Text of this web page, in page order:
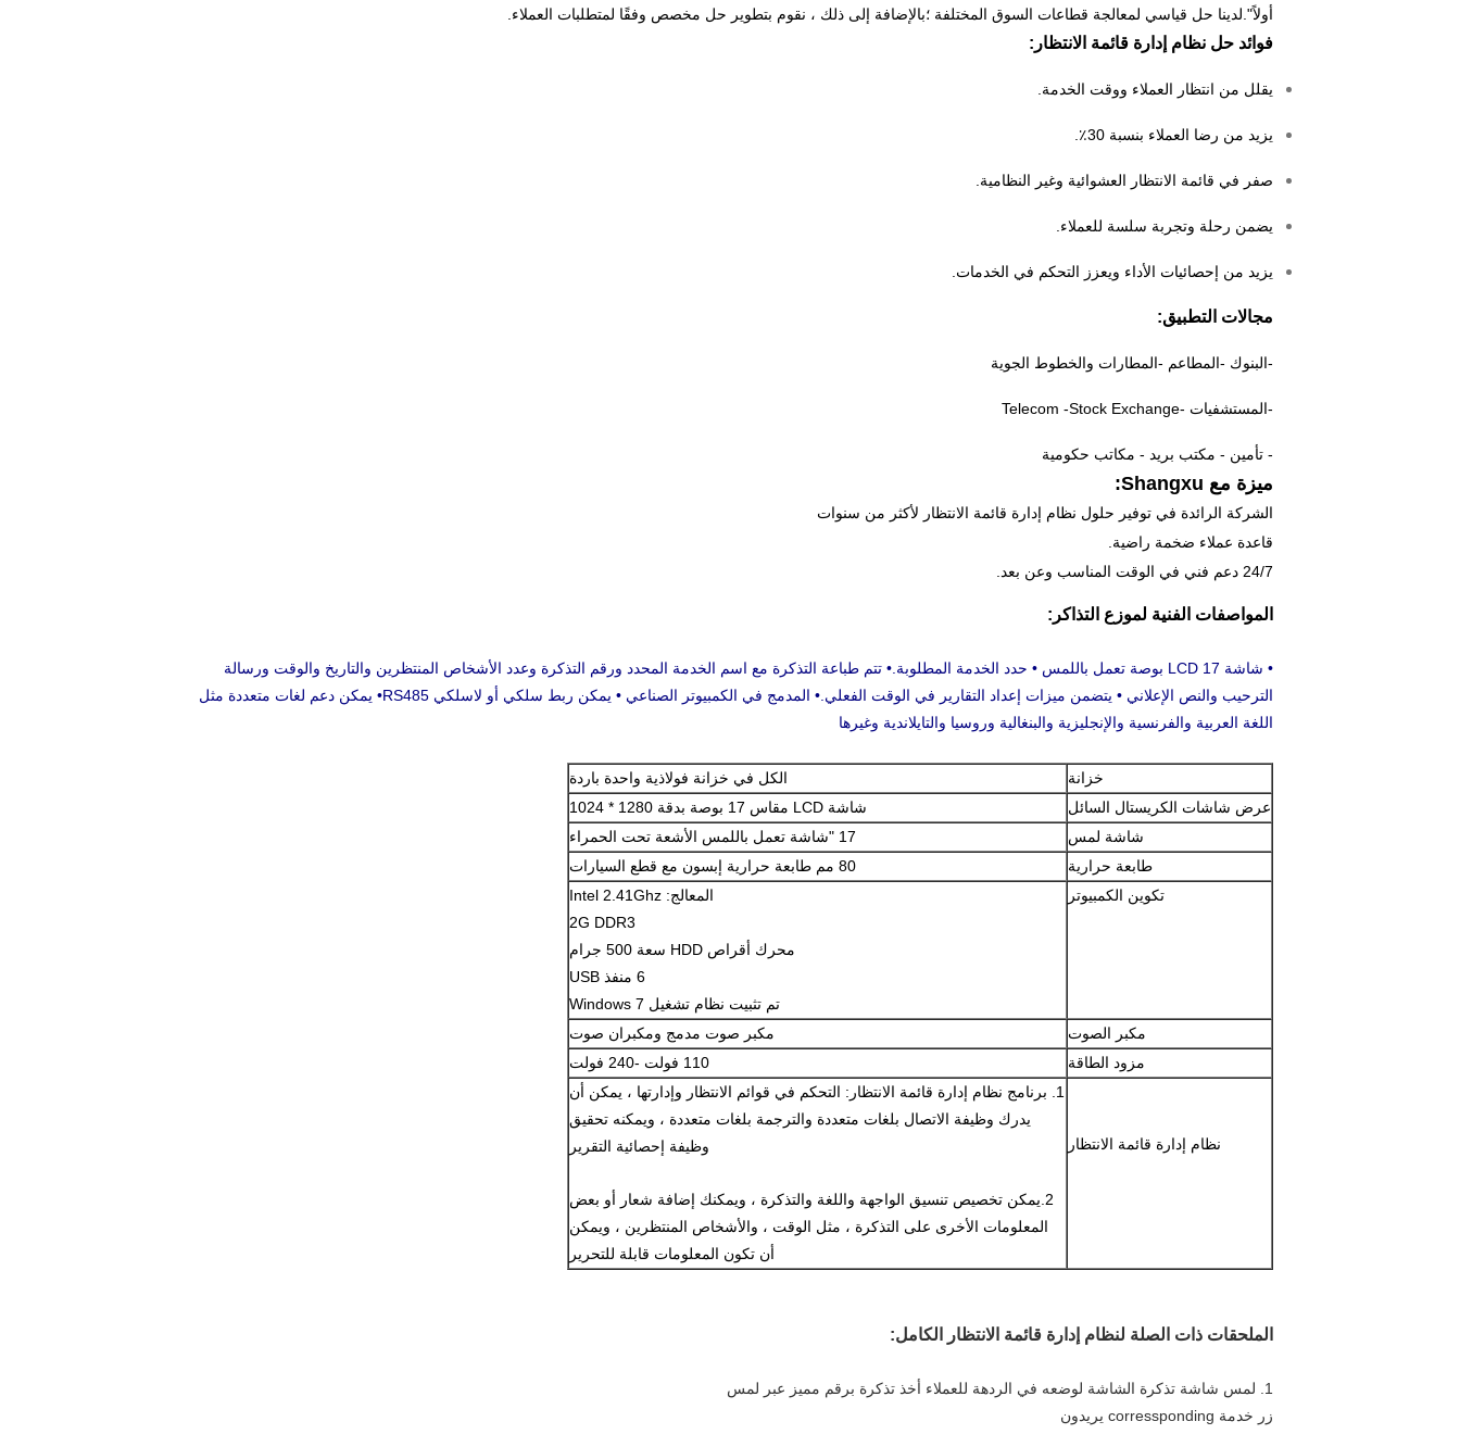
أولاً".لدينا حل قياسي لمعالجة قطاعات السوق المختلفة ؛بالإضافة إلى ذلك ، نقوم بتطوير حل مخصص وفقًا لمتطلبات العملاء.
فوائد حل نظام إدارة قائمة الانتظار:
يقلل من انتظار العملاء ووقت الخدمة.
يزيد من رضا العملاء بنسبة 30٪.
صفر في قائمة الانتظار العشوائية وغير النظامية.
يضمن رحلة وتجربة سلسة للعملاء.
يزيد من إحصائيات الأداء ويعزز التحكم في الخدمات.
مجالات التطبيق:
-البنوك -المطاعم -المطارات والخطوط الجوية
-المستشفيات -Telecom -Stock Exchange
- تأمين - مكتب بريد - مكاتب حكومية
ميزة مع Shangxu:
الشركة الرائدة في توفير حلول نظام إدارة قائمة الانتظار لأكثر من سنوات
قاعدة عملاء ضخمة راضية.
24/7 دعم فني في الوقت المناسب وعن بعد.
المواصفات الفنية لموزع التذاكر:
• شاشة LCD 17 بوصة تعمل باللمس • حدد الخدمة المطلوبة.• تتم طباعة التذكرة مع اسم الخدمة المحدد ورقم التذكرة وعدد الأشخاص المنتظرين والتاريخ والوقت ورسالة
الترحيب والنص الإعلاني • يتضمن ميزات إعداد التقارير في الوقت الفعلي.• المدمج في الكمبيوتر الصناعي • يمكن ربط سلكي أو لاسلكي RS485
• يمكن دعم لغات متعددة مثل
اللغة العربية والفرنسية والإنجليزية والبنغالية وروسيا والتايلاندية وغيرها
خزانة
الكل في خزانة فولاذية واحدة باردة
عرض شاشات الكريستال السائل
شاشة LCD مقاس 17 بوصة بدقة 1280 * 1024
شاشة لمس
17 "شاشة تعمل باللمس الأشعة تحت الحمراء
طابعة حرارية
80 مم طابعة حرارية إبسون مع قطع السيارات
تكوين الكمبيوتر
المعالج: Intel 2.41Ghz
2G DDR3
محرك أقراص HDD سعة 500 جرام
6 منفذ USB
تم تثبيت نظام تشغيل Windows 7
مكبر الصوت
مكبر صوت مدمج ومكبران صوت
مزود الطاقة
110 فولت -240 فولت
نظام إدارة قائمة الانتظار
1. برنامج نظام إدارة قائمة الانتظار: التحكم في قوائم الانتظار وإدارتها ، يمكن أن
يدرك وظيفة الاتصال بلغات متعددة والترجمة بلغات متعددة ، ويمكنه تحقيق
وظيفة إحصائية التقرير
2.يمكن تخصيص تنسيق الواجهة واللغة والتذكرة ، ويمكنك إضافة شعار أو بعض
المعلومات الأخرى على التذكرة ، مثل الوقت ، والأشخاص المنتظرين ، ويمكن
أن تكون المعلومات قابلة للتحرير
الملحقات ذات الصلة لنظام إدارة قائمة الانتظار الكامل:
1. لمس شاشة تذكرة الشاشة لوضعه في الردهة للعملاء أخذ تذكرة برقم مميز عبر لمس
زر خدمة corressponding يريدون